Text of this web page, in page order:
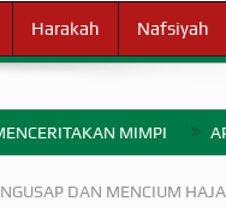
Harakah Nafsiyah
MIMPI
DAN MENCIUM